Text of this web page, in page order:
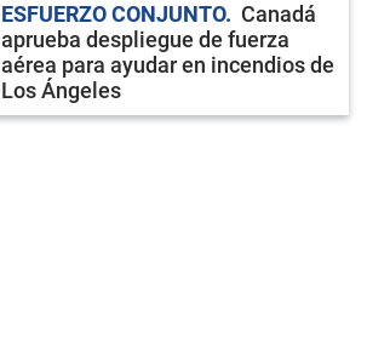
ESFUERZO CONJUNTO
Canadá
aprueba despliegue de fuerza
aérea para ayudar en incendios de
Los Ángeles